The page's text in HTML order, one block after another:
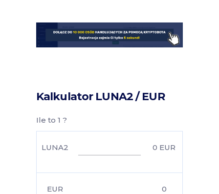
Kalkulator LUNA2 / EUR
Ile to 1 ?
LUNA2 0 EUR
EUR
0